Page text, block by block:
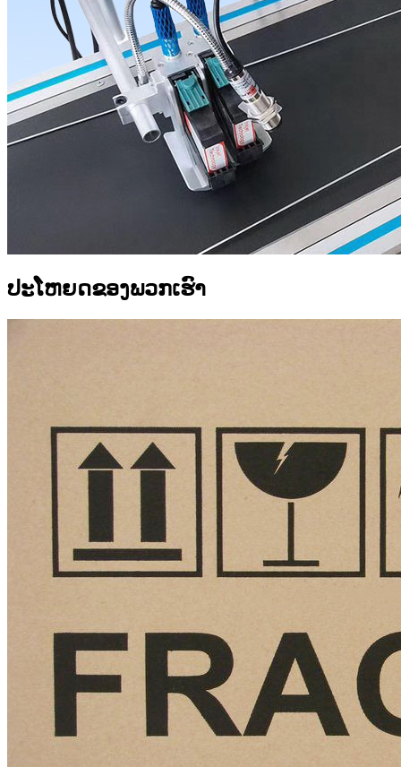
ປະໂຫຍດຂອງພວກເຮົາ